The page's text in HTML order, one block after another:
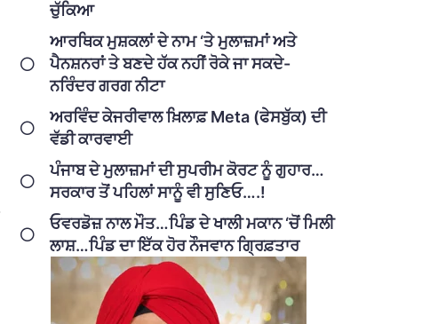
ਚੁੱਕਿਆ
ਆਰਥਿਕ ਮੁਸ਼ਕਲਾਂ ਦੇ ਨਾਮ ‘ਤੇ ਮੁਲਾਜ਼ਮਾਂ ਅਤੇ
ਪੈਨਸ਼ਨਰਾਂ ਤੇ ਬਣਦੇ ਹੱਕ ਨਹੀਂ ਰੋਕੇ ਜਾ ਸਕਦੇ-
ਨਰਿੰਦਰ ਗਰਗ ਨੀਟਾ
ਅਰਵਿੰਦ ਕੇਜਰੀਵਾਲ ਖ਼ਿਲਾਫ਼ Meta (ਫੇਸਬੁੱਕ) ਦੀ
ਵੱਡੀ ਕਾਰਵਾਈ
ਪੰਜਾਬ ਦੇ ਮੁਲਾਜ਼ਮਾਂ ਦੀ ਸੁਪਰੀਮ ਕੋਰਟ ਨੂੰ ਗੁਹਾਰ…
ਸਰਕਾਰ ਤੋਂ ਪਹਿਲਾਂ ਸਾਨੂੰ ਵੀ ਸੁਣਿਓ….!
ਓਵਰਡੋਜ਼ ਨਾਲ ਮੌਤ…ਪਿੰਡ ਦੇ ਖਾਲੀ ਮਕਾਨ ‘ਚੋਂ ਮਿਲੀ
ਲਾਸ਼…ਪਿੰਡ ਦਾ ਇੱਕ ਹੋਰ ਨੌਜਵਾਨ ਗ੍ਰਿਫ਼ਤਾਰ